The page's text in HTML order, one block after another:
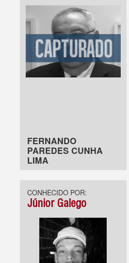
FERNANDO
PAREDES CUNHA
LIMA
CONHECIDO POR:
Júnior Galego